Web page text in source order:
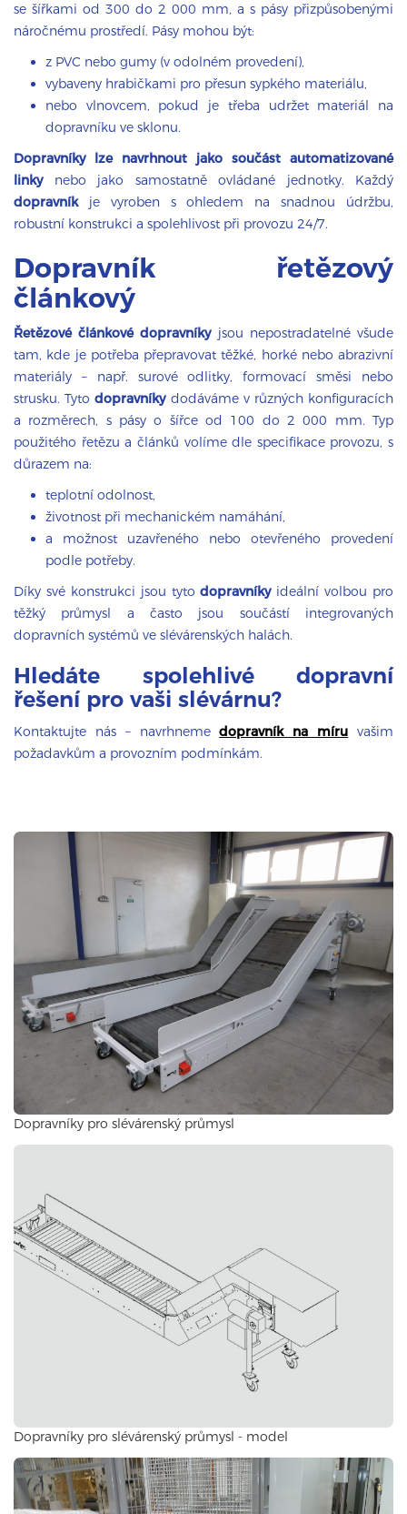
se šířkami od 300 do 2 000 mm, a s pásy přizpůsobenými
náročnému prostředí. Pásy mohou být:
z PVC nebo gumy (v odolném provedení),
vybaveny hrabičkami pro přesun sypkého materiálu,
nebo vlnovcem, pokud je třeba udržet materiál na
dopravníku ve sklonu.
Dopravníky lze navrhnout jako součást automatizované
linkynebo jako samostatně ovládané jednotky. Každý
dopravníkje vyroben s ohledem na snadnou údržbu,
robustní konstrukci a spolehlivost při provozu 24/7.
Dopravník řetězový
článkový
Řetězové článkové dopravníkyjsou nepostradatelné všude
tam, kde je potřeba přepravovat těžké, horké nebo abrazivní
materiály – např. surové odlitky, formovací směsi nebo
strusku. Tytodopravníkydodáváme v různých konfiguracích
a rozměrech, s pásy o šířce od 100 do 2 000 mm. Typ
použitého řetězu a článků volíme dle specifikace provozu, s
důrazem na:
teplotní odolnost,
životnost při mechanickém namáhání,
a možnost uzavřeného nebo otevřeného provedení
podle potřeby.
Díky své konstrukci jsou tytodopravníkyideální volbou pro
těžký průmysl a často jsou součástí integrovaných
dopravních systémů ve slévárenských halách.
Hledáte spolehlivé dopravní
řešení pro vaši slévárnu?
Kontaktujte nás – navrhnemedopravník na míru vašim
požadavkům a provozním podmínkám.
Dopravníky pro slévárenský průmysl
Dopravníky pro slévárenský průmysl - model